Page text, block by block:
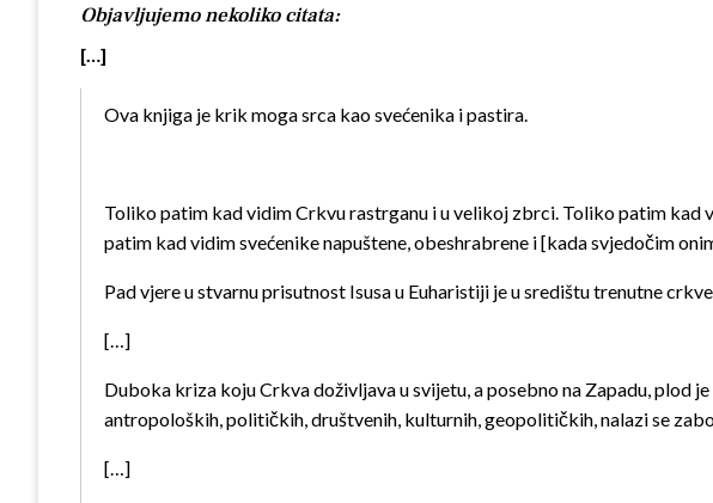
Objavljujemo nekoliko citata:
[…]
Ova knjiga je krik moga srca kao svećenika i pastira.
Toliko patim kad vidim Crkvu rastrganu i u velikoj zbrci. Toliko patim kad
patim kad vidim svećenike napuštene, obeshrabrene i [kada svjedočim
Pad vjere u stvarnu prisutnost Isusa u Euharistiji je u središtu trenutne
[…]
Duboka kriza koju Crkva doživljava u svijetu, a posebno na Zapadu, plod
antropoloških, političkih, društvenih, kulturnih, geopolitičkih, nalazi se
[…]